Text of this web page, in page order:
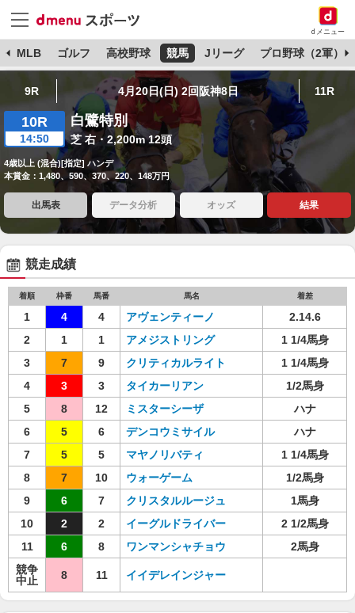
dメニュー
MLB ゴルフ 高校野球 競馬 Jリーグ プロ野球（2軍）
9R 4月20日(日) 2回阪神8日 11R
10R
14:50
白鷺特別
芝 右・2,200m 12頭
4歳以上 (混合)[指定] ハンデ
本賞金：1,480、590、370、220、148万円
出馬表 データ分析 オッズ 結果
競走成績
着順 枠番 馬番 馬名 着差
1 4 4 アヴェンティーノ
2.14.6
2
1 1 アメジストリング
1 1/4馬身
3
7 9 クリティカルライト
1 1/4馬身
4
3 3 タイカーリアン
1/2馬身
5
8 12 ミスターシーザ
ハナ
6
5 6 デンコウミサイル
ハナ
7
5 5 マヤノリバティ
1 1/4馬身
8
7 10 ウォーゲーム
1/2馬身
9
6 7 クリスタルルージュ
1馬身
10
2 2 イーグルドライバー
2 1/2馬身
11
6 8 ワンマンシャチョウ
2馬身
競争
中止
8 11 イイデレインジャー